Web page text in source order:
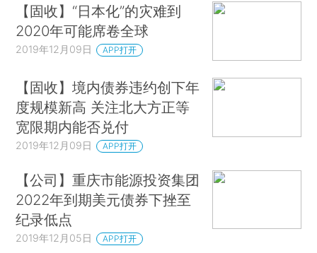
【固收】“日本化”的灾难到
2020年可能席卷全球
2019年12月09日 APP打开
【固收】境内债券违约创下年
度规模新高 关注北大方正等
宽限期内能否兑付
2019年12月09日 APP打开
【公司】重庆市能源投资集团
2022年到期美元债券下挫至
纪录低点
2019年12月05日 APP打开